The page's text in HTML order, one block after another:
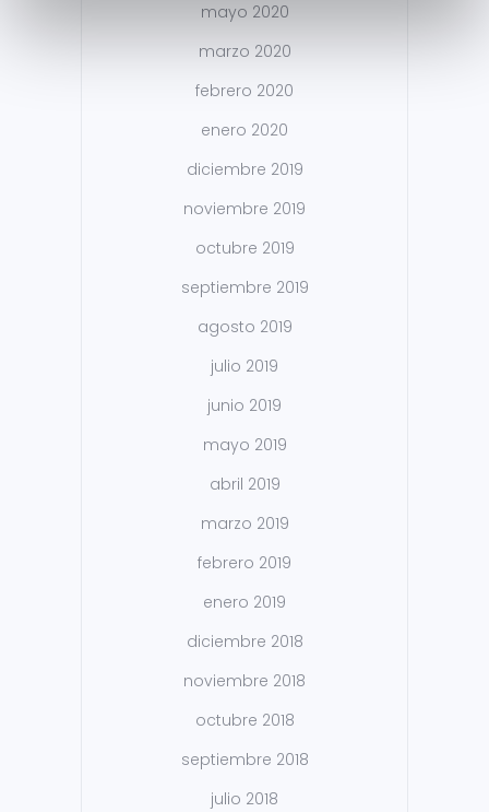
mayo 2020
marzo 2020
febrero 2020
enero 2020
diciembre 2019
noviembre 2019
octubre 2019
septiembre 2019
agosto 2019
julio 2019
junio 2019
mayo 2019
abril 2019
marzo 2019
febrero 2019
enero 2019
diciembre 2018
noviembre 2018
octubre 2018
septiembre 2018
julio 2018